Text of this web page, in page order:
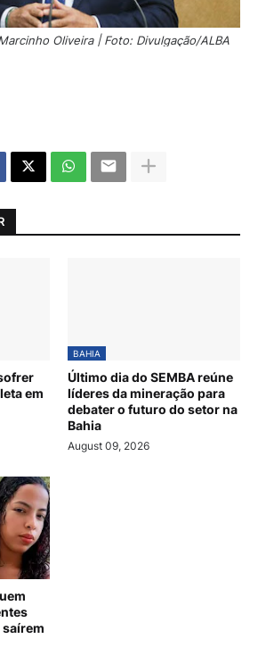
Oliveira | Foto: Divulgação/ALBA
em
BAHIA
Último dia do SEMBA reúne
líderes da mineração para
debater o futuro do setor na
Bahia
August 09, 2026